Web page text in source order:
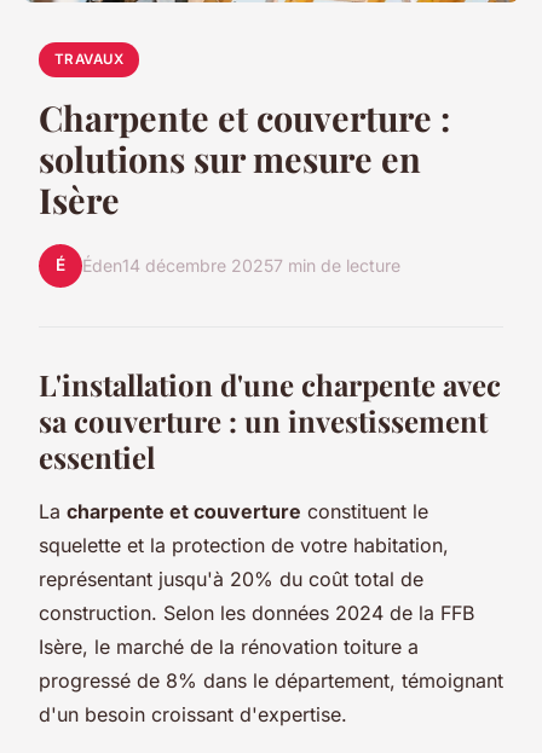
TRAVAUX
Charpente et couverture :
solutions sur mesure en
Isère
É Éden14 décembre 20257 min de lecture
L'installation d'une charpente avec
sa couverture : un investissement
essentiel
La charpente et couverture constituent le
squelette et la protection de votre habitation,
représentant jusqu'à 20% du coût total de
construction. Selon les données 2024 de la FFB
Isère, le marché de la rénovation toiture a
progressé de 8% dans le département, témoignant
d'un besoin croissant d'expertise.